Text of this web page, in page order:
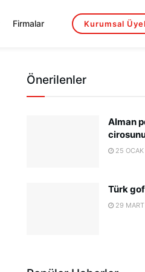
Firmalar Kurumsal
Önerilenler
Alman
25
Türk
29